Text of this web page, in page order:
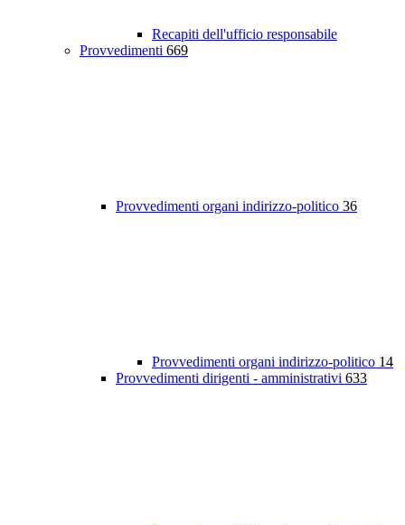
Recapiti dell'ufficio responsabile
Provvedimenti 669
Provvedimenti organi indirizzo-politico 36
Provvedimenti organi indirizzo-politico 14
Provvedimenti dirigenti - amministrativi 633